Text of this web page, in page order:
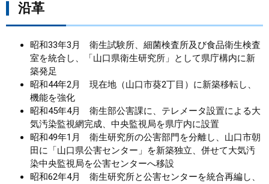
しごと・産業・観光
まちづくり
県政情報
沿革
昭和33年3月 衛生試験所、細菌検査所及び食品衛生検査
室を統合し、「山口県衛生研究所」として県庁構内に新
築発足
昭和44年2月 現在地（山口市葵2丁目）に新築移転し、
機能を強化
昭和45年4月 衛生部公害課に、テレメータ設置による大
気汚染監視網完成、中央監視局を県庁内に設置
昭和49年1月 衛生研究所の公害部門を分離し、山口市朝
田に「山口県公害センター」を新築独立、併せて大気汚
染中央監視局を公害センターへ移設
昭和62年4月 衛生研究所と公害センターを統合再編し、